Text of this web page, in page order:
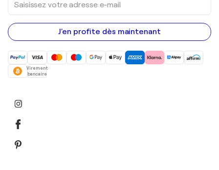
votre
adresse
e-
mail
J'en profite dès maintenant
Virement
bancaire